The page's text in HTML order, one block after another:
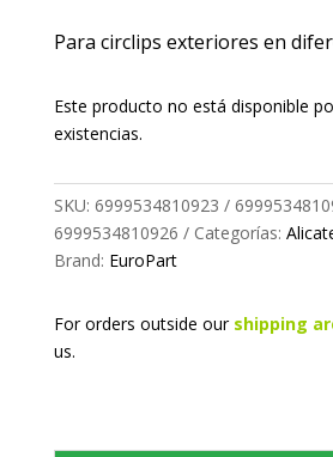
Para circlips exteriores en
Este producto no está disponible
existencias.
SKU: 6999534810923 /
6999534810926
Categorías:
Brand: EuroPart
For orders outside our shipping
us.